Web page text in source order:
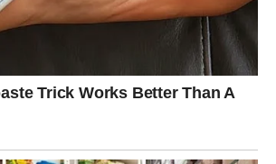
sjediniti sa zagrijanim mlijekom i
da se kvasac aktivira.
brašno, jogurt, ulje, prašak za
aktivirani kvasac i nastavite mijesiti
tijesto.
tijesto da odstoji na toplom dok ne